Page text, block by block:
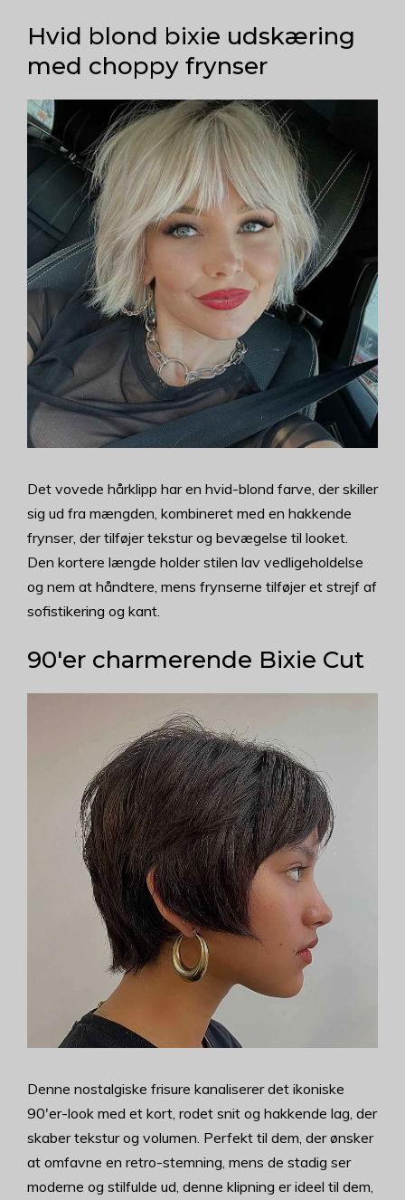
Hvid blond bixie udskæring
med choppy frynser
Det vovede hårklipp har en hvid-blond farve, der skiller
sig ud fra mængden, kombineret med en hakkende
frynser, der tilføjer tekstur og bevægelse til looket.
Den kortere længde holder stilen lav vedligeholdelse
og nem at håndtere, mens frynserne tilføjer et strejf af
sofistikering og kant.
90'er charmerende Bixie Cut
Denne nostalgiske frisure kanaliserer det ikoniske
90'er-look med et kort, rodet snit og hakkende lag, der
skaber tekstur og volumen. Perfekt til dem, der ønsker
at omfavne en retro-stemning, mens de stadig ser
moderne og stilfulde ud, denne klipning er ideel til dem,